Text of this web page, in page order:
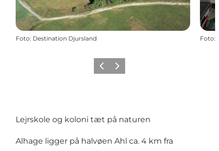
Foto: Destination Djursland Foto:
ForrigeNæste
Lejrskole og koloni tæt på naturen
Alhage ligger på halvøen Ahl ca. 4 km fra